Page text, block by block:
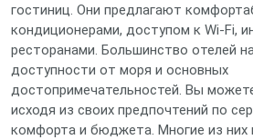
гостиниц. Они предлагают
кондиционерами, доступом к Wi-Fi,
ресторанами. Большинство отелей
доступности от моря и основных
достопримечательностей. Вы
исходя из своих предпочтений по
комфорта и бюджета. Многие из них